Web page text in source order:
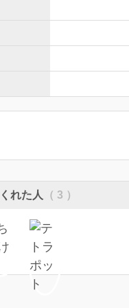
れた人 （ 3 ）